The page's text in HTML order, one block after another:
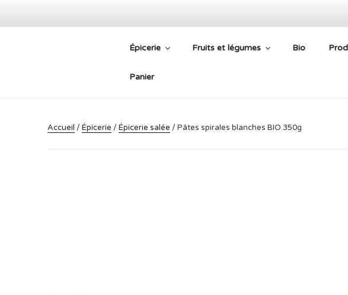
PLATEFORME
Épicerie Fruits et légumes Bio
Panier
Accueil / Épicerie / Épicerie salée / Pâtes spirales blanches BIO 350g